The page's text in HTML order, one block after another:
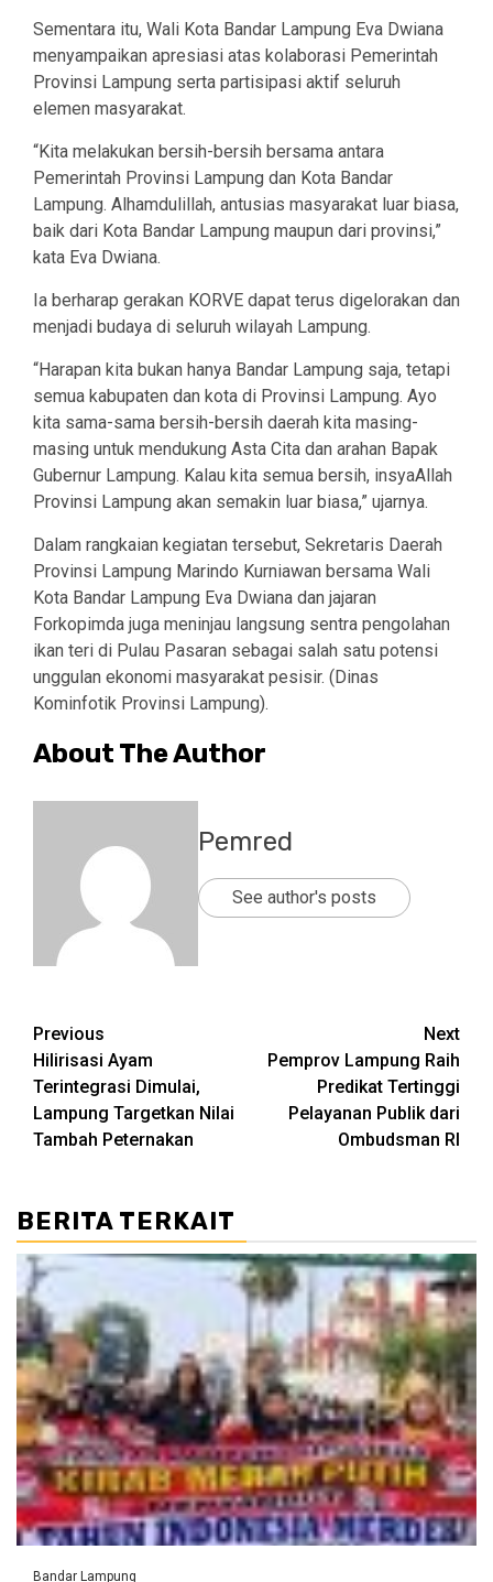
Sementara itu, Wali Kota Bandar Lampung Eva Dwiana
menyampaikan apresiasi atas kolaborasi Pemerintah
Provinsi Lampung serta partisipasi aktif seluruh
elemen masyarakat.
“Kita melakukan bersih-bersih bersama antara
Pemerintah Provinsi Lampung dan Kota Bandar
Lampung. Alhamdulillah, antusias masyarakat luar biasa,
baik dari Kota Bandar Lampung maupun dari provinsi,”
kata Eva Dwiana.
Ia berharap gerakan KORVE dapat terus digelorakan dan
menjadi budaya di seluruh wilayah Lampung.
“Harapan kita bukan hanya Bandar Lampung saja, tetapi
semua kabupaten dan kota di Provinsi Lampung. Ayo
kita sama-sama bersih-bersih daerah kita masing-
masing untuk mendukung Asta Cita dan arahan Bapak
Gubernur Lampung. Kalau kita semua bersih, insyaAllah
Provinsi Lampung akan semakin luar biasa,” ujarnya.
Dalam rangkaian kegiatan tersebut, Sekretaris Daerah
Provinsi Lampung Marindo Kurniawan bersama Wali
Kota Bandar Lampung Eva Dwiana dan jajaran
Forkopimda juga meninjau langsung sentra pengolahan
ikan teri di Pulau Pasaran sebagai salah satu potensi
unggulan ekonomi masyarakat pesisir. (Dinas
Kominfotik Provinsi Lampung).
About The Author
Pemred
See author's posts
Post
navigation
Previous
Hilirisasi Ayam
Terintegrasi Dimulai,
Lampung Targetkan Nilai
Tambah Peternakan
Next
Pemprov Lampung Raih
Predikat Tertinggi
Pelayanan Publik dari
Ombudsman RI
BERITA TERKAIT
Bandar Lampung